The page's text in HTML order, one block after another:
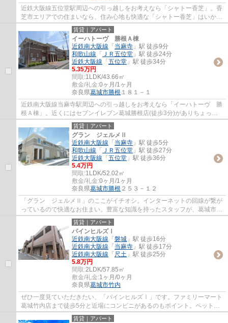
近鉄大阪線五位堂駅周辺への引っ越しをお考えなら「シャトー香芝」。香
芝市エリアでの住まいなら、住み心地も快適な「シャトー香芝」はいかが
でしょうか。ぜひご覧いただきたい賃貸物...
賃貸｜アパート
イーハトーヴ 勝根Ａ棟
近鉄南大阪線 「 当麻寺 」駅 徒歩9分
和歌山線 「 ＪＲ五位堂 」駅 徒歩24分
近鉄大阪線 「 五位堂 」駅 徒歩34分
5.35万円
間取:1LDK/43.66㎡
敷金/礼金:0ヶ月/1ヶ月
奈良県葛城市勝根 １８１－１
近鉄南大阪線当麻寺駅周辺への引っ越しをお考えなら「イーハトーヴ 勝
根Ａ棟」。近くにはセブンイレブン葛城勝根店(徒歩3分)がありちょっと
した買い物に便利です。インターネットの回...
賃貸｜アパート
グラン ジェルメⅡ
近鉄南大阪線 「 当麻寺 」駅 徒歩5分
和歌山線 「 ＪＲ五位堂 」駅 徒歩27分
近鉄大阪線 「 五位堂 」駅 徒歩36分
5.4万円
間取:1LDK/52.02㎡
敷金/礼金:0ヶ月/1ヶ月
奈良県葛城市勝根 ２５３－１２
「グラン ジェルメⅡ」のここがイチオシ。インターネットの回線が繋が
っているので快適なお住まい。豊富な知識を持ったスタッフが、葛城市や
近鉄南大阪線当麻寺周辺でのお部屋探しを快...
賃貸｜アパート
パインヒルズⅠ
近鉄南大阪線 「 磐城 」駅 徒歩16分
近鉄南大阪線 「 当麻寺 」駅 徒歩17分
近鉄南大阪線 「 尺土 」駅 徒歩25分
5.8万円
間取:2LDK/57.85㎡
敷金/礼金:1ヶ月/0ヶ月
奈良県葛城市竹内
ぜひ一度見ていただきたい、「パインヒルズⅠ」です。ファミリーマート
葛城竹内店まで徒歩5分と近場にコンビニがあるのもポイント。ペットが
お好きな方にうれしい、ペット相談可の物件...
賃貸｜アパート